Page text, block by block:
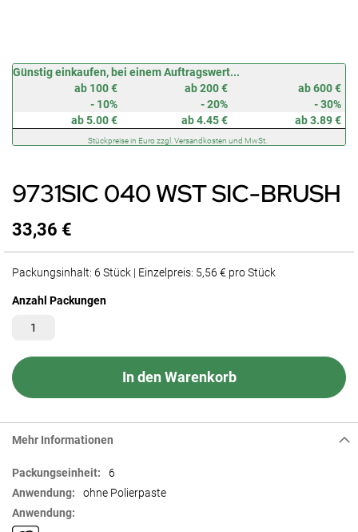
Günstig einkaufen, bei einem Auftragswert...
ab 100 €
ab 200 €
ab 600 €
- 10%
- 20%
- 30%
ab 5.00 €
ab 4.45 € ab 3.89 €
Stückpreise in Euro zzgl. Versandkosten und MwSt.
9731SIC 040 WST SIC-BRUSH
33,36 €
Packungsinhalt: 6 Stück | Einzelpreis: 5,56 € pro Stück
Anzahl Packungen
In den Warenkorb
Zum
Anfang
springen
Mehr Informationen
Mehr
Informationen
6
ohne Polierpaste